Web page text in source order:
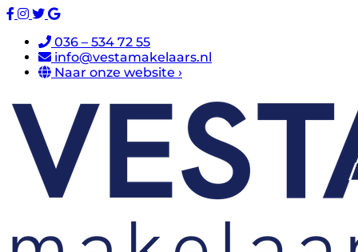
036 – 534 72 55
info@vestamakelaars.nl
Naar onze website ›